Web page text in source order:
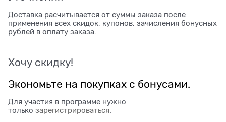
Доставка расчитывается от суммы заказа после
применения всех скидок, купонов, зачисления бонусных
рублей в оплату заказа.
Хочу скидку!
Экономьте на покупках с бонусами.
Для участия в программе нужно
только зарегистрироваться.